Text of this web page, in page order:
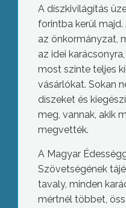
A díszkivilágítás
forintba kerül
az önkormányzat,
az idei
most szinte teljes
vásárlókat. Sokan
díszeket és
meg, vannak, akik
megvették.
A Magyar
Szövetségének
tavaly, minden
mértnél többet,